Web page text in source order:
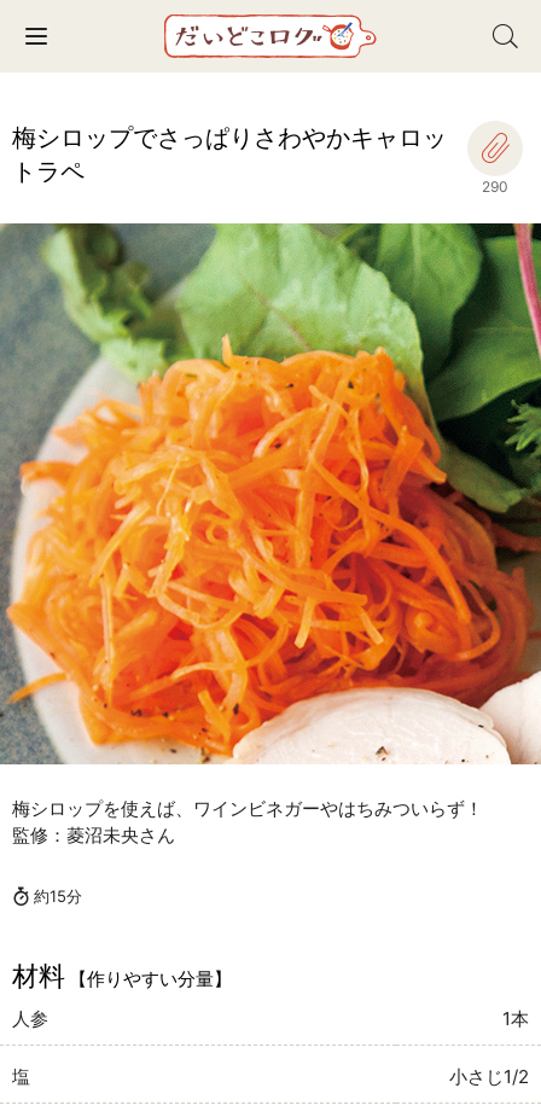
Toggle navigation
梅シロップでさっぱりさわやかキャロッ
トラペ
290
梅シロップを使えば、ワインビネガーやはちみついらず！
監修：菱沼未央さん
約15分
材料
【作りやすい分量】
人参
1本
塩 小さじ1/2